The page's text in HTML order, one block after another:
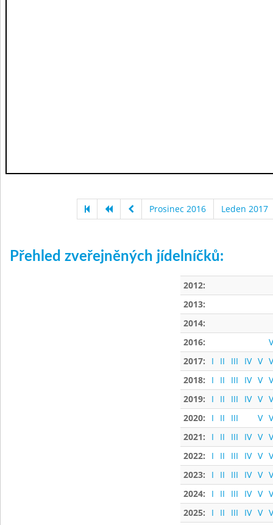
Prosinec 2016 Leden 2017
Přehled zveřejněných jídelníčků:
2012:
2013:
2014:
2016:
2017:
I II III IV V
2018:
I II III IV V
2019:
I II III IV V
2020:
I II III V
2021:
I II III IV V
2022:
I II III IV V
2023:
I II III IV V
2024:
I II III IV V
2025:
I II III IV V